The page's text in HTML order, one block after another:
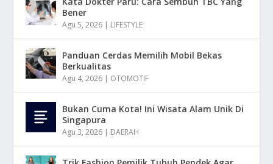
Bener
Agu 5, 2026 | LIFESTYLE
Panduan Cerdas Memilih Mobil Bekas
Berkualitas
Agu 4, 2026 | OTOMOTIF
Bukan Cuma Kota! Ini Wisata Alam Unik Di
Singapura
Agu 3, 2026 | DAERAH